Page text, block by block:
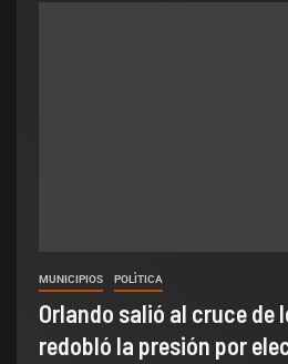
MUNICIPIOS POLÌTICA
Orlando salió al cruce de
redobló la presión por